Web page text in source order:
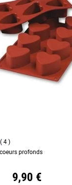
4
profonds
9,90 €